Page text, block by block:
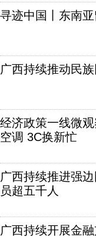
寻迹中国丨东南
广西持续推动民
经济政策一线微
空调 3C换新忙
广西持续推进强
员超五千人
广西持续开展金